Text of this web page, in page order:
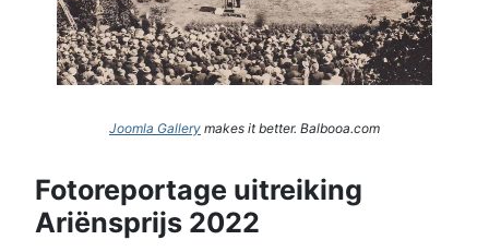
Joomla Gallery makes it better. Balbooa.com
Fotoreportage uitreiking
Ariënsprijs 2022